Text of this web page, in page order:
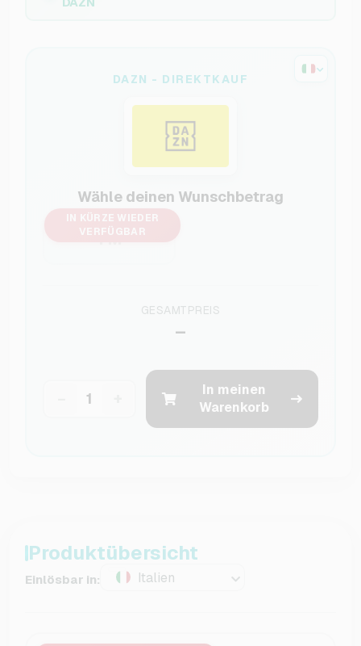
DAZN - DIREKTKAUF
Wähle deinen Wunschbetrag
1 M
IN KÜRZE WIEDER
VERFÜGBAR
GESAMTPREIS
–
In meinen
Warenkorb
Produktübersicht
Einlösbar in: Italien